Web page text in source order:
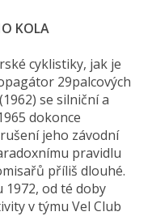
KOLA
cyklistiky, jak je
29palcových
se silniční a
dokonce
jeho závodní
pravidlu
příliš dlouhé.
od té doby
v týmu Vel Club